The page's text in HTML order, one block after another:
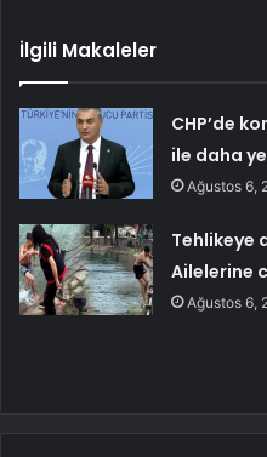
İlgili Makaleler
CHP’de
ile daha
Ağustos 6,
Tehlikeye
Ailelerine
Ağustos 6,